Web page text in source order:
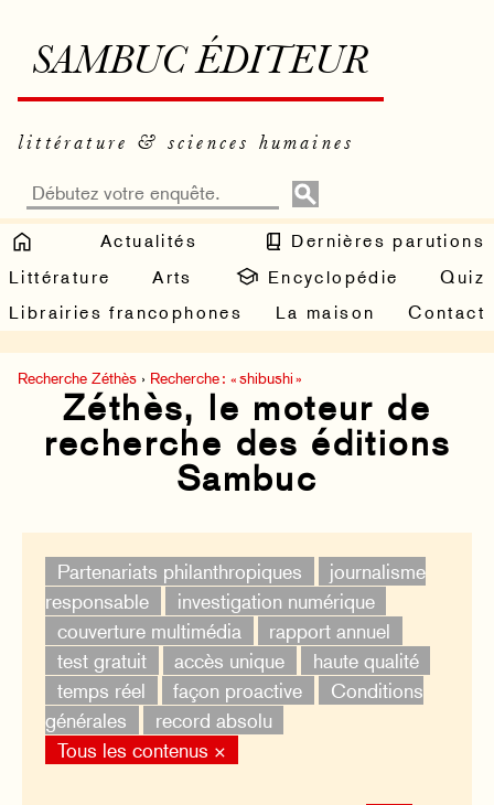
SAMBUC ÉDITEUR
littérature & sciences humaines
Actualités
Dernières parutions
Littérature
Arts Encyclopédie
Quiz
Librairies francophones
La maison Contact
Recherche Zéthès › Recherche : « shibushi »
Zéthès, le moteur de
recherche des éditions
Sambuc
Partenariats philanthropiques
journalisme
responsable
investigation numérique
couverture multimédia
rapport annuel
test gratuit
accès unique
haute qualité
temps réel
façon proactive
Conditions
générales
record absolu
Tous les contenus ×